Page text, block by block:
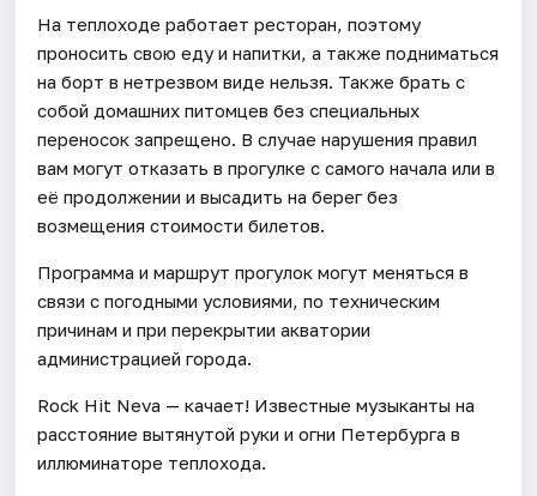
На теплоходе работает ресторан, поэтому
проносить свою еду и напитки, а также подниматься
на борт в нетрезвом виде нельзя. Также брать с
собой домашних питомцев без специальных
переносок запрещено. В случае нарушения правил
вам могут отказать в прогулке с самого начала или в
её продолжении и высадить на берег без
возмещения стоимости билетов.
Программа и маршрут прогулок могут меняться в
связи с погодными условиями, по техническим
причинам и при перекрытии акватории
администрацией города.
Rock Hit Neva — качает! Известные музыканты на
расстояние вытянутой руки и огни Петербурга в
иллюминаторе теплохода.